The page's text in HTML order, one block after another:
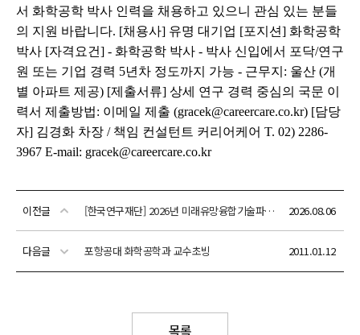
이전글 [한국연구재단] 2026년 미래유망융합기술파이오니어(한계돌파 R&D) 신규 연구 추진을 위한 의견요청서(PIR) 공개 및 의견서 접수 2026.08.06
다음글 포항공대 화학공학과 교수초빙 2011.01.12
목록